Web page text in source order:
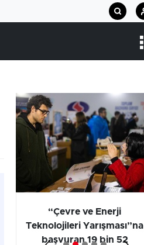
“Çevre ve Enerji
Teknolojileri Yarışması”na
başvuran 19 bin 52